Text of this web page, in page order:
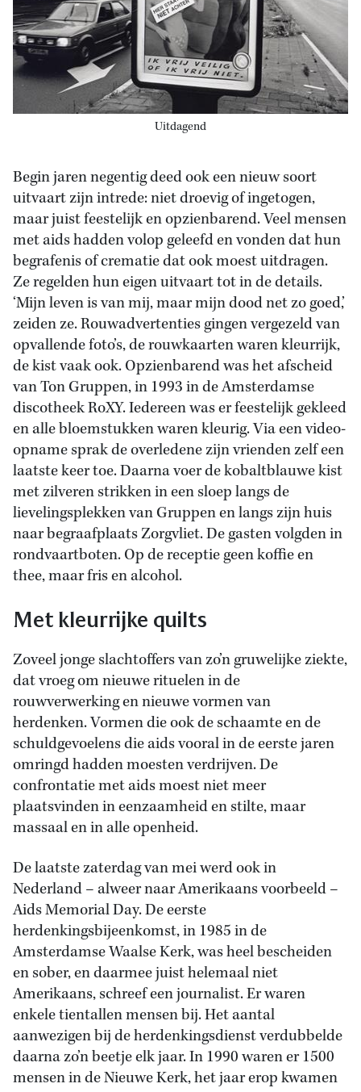
Uitdagend
Begin jaren negentig deed ook een nieuw soort
uitvaart zijn intrede: niet droevig of ingetogen,
maar juist feestelijk en opzienbarend. Veel mensen
met aids hadden volop geleefd en vonden dat hun
begrafenis of crematie dat ook moest uitdragen.
Ze regelden hun eigen uitvaart tot in de details.
‘Mijn leven is van mij, maar mijn dood net zo goed,’
zeiden ze. Rouwadvertenties gingen vergezeld van
opvallende foto’s, de rouwkaarten waren kleurrijk,
de kist vaak ook. Opzienbarend was het afscheid
van Ton Gruppen, in 1993 in de Amsterdamse
discotheek RoXY. Iedereen was er feestelijk gekleed
en alle bloemstukken waren kleurig. Via een video-
opname sprak de overledene zijn vrienden zelf een
laatste keer toe. Daarna voer de kobaltblauwe kist
met zilveren strikken in een sloep langs de
lievelingsplekken van Gruppen en langs zijn huis
naar begraafplaats Zorgvliet. De gasten volgden in
rondvaartboten. Op de receptie geen koffie en
thee, maar fris en alcohol.
Met kleurrijke quilts
Zoveel jonge slachtoffers van zo’n gruwelijke ziekte,
dat vroeg om nieuwe rituelen in de
rouwverwerking en nieuwe vormen van
herdenken. Vormen die ook de schaamte en de
schuldgevoelens die aids vooral in de eerste jaren
omringd hadden moesten verdrijven. De
confrontatie met aids moest niet meer
plaatsvinden in eenzaamheid en stilte, maar
massaal en in alle openheid.
De laatste zaterdag van mei werd ook in
Nederland – alweer naar Amerikaans voorbeeld –
Aids Memorial Day. De eerste
herdenkingsbijeenkomst, in 1985 in de
Amsterdamse Waalse Kerk, was heel bescheiden
en sober, en daarmee juist helemaal niet
Amerikaans, schreef een journalist. Er waren
enkele tientallen mensen bij. Het aantal
aanwezigen bij de herdenkingsdienst verdubbelde
daarna zo’n beetje elk jaar. In 1990 waren er 1500
mensen in de Nieuwe Kerk, het jaar erop kwamen